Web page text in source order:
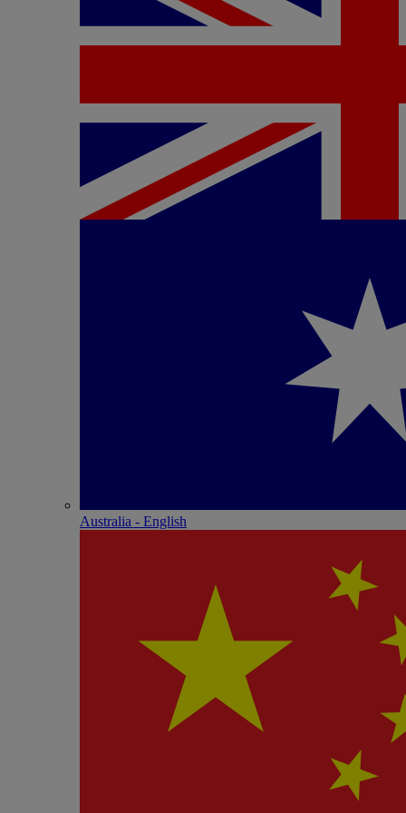
Australia - English